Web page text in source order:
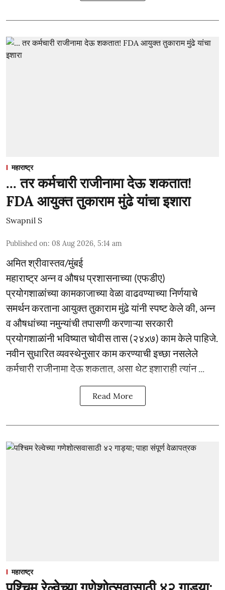
महाराष्ट्र
... तर कर्मचारी राजीनामा देऊ शकतात!
FDA आयुक्त तुकाराम मुंढे यांचा इशारा
Swapnil S
Published on: 08 Aug 2026, 5:14 am
अमित श्रीवास्तव/मुंबई
महाराष्ट्र अन्न व औषध प्रशासनाच्या (एफडीए)
प्रयोगशाळांच्या कामकाजाच्या वेळा वाढवण्याच्या निर्णयाचे
समर्थन करताना आयुक्त तुकाराम मुंढे यांनी स्पष्ट केले की, अन्न
व औषधांच्या नमुन्यांची तपासणी करणाऱ्या सरकारी
प्रयोगशाळांनी भविष्यात चोवीस तास (२४x७) काम केले पाहिजे.
नवीन सुधारित व्यवस्थेनुसार काम करण्याची इच्छा नसलेले
कर्मचारी राजीनामा देऊ शकतात, असा थेट इशाराही त्यांन ...
Read More
महाराष्ट्र